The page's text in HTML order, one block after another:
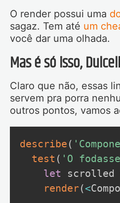
O render possui uma
sagaz. Tem até um
você dar uma olhada.
Mas é só isso,
Claro que não, essas
servem pra porra
outros pontos, vamos
describe (
test ( 'O
let scrolled
render(<